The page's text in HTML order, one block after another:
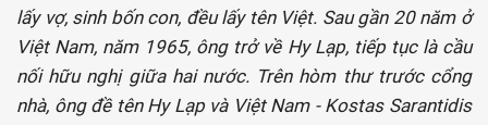
lấy vợ, sinh bốn con, đều lấy tên Việt. Sau gần 20 năm ở
Việt Nam, năm 1965, ông trở về Hy Lạp, tiếp tục là cầu
nối hữu nghị giữa hai nước. Trên hòm thư trước cổng
nhà, ông đề tên Hy Lạp và Việt Nam - Kostas Sarantidis